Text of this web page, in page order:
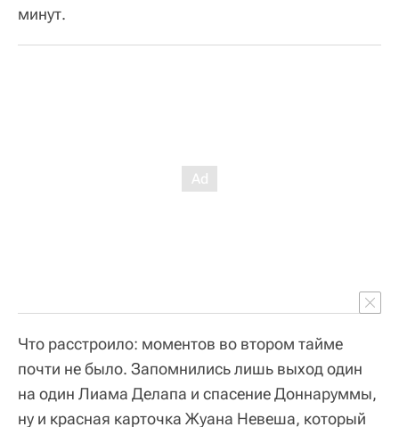
минут.
Что расстроило: моментов во втором тайме
почти не было. Запомнились лишь выход один
на один Лиама Делапа и спасение Доннаруммы,
ну и красная карточка Жуана Невеша, который